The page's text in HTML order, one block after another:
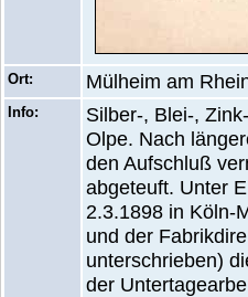
Ort: Mülheim am
Info:
Silber-, Blei-,
Olpe. Nach
den Aufschluß
abgeteuft. Unter
2.3.1898 in Köln-
und der
unterschrieben)
der